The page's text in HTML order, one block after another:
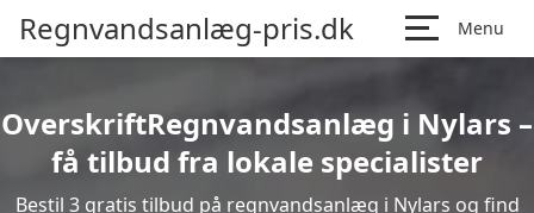
Regnvandsanlæg-pris.dk Menu
OverskriftRegnvandsanlæg i Nylars –
få tilbud fra lokale specialister
Bestil 3 gratis tilbud på regnvandsanlæg i Nylars og find